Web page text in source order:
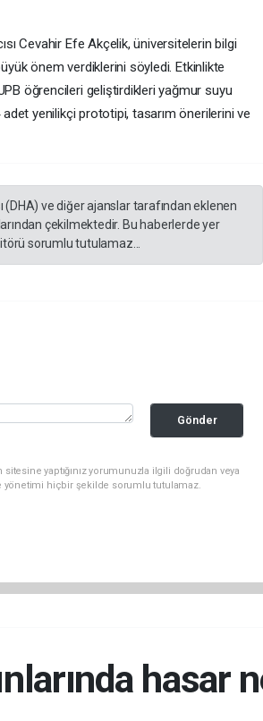
Cevahir Efe Akçelik, üniversitelerin bilgi
önem verdiklerini söyledi. Etkinlikte
öğrencileri geliştirdikleri yağmur suyu
yenilikçi prototipi, tasarım önerilerini ve
(DHA) ve diğer ajanslar tarafından eklenen
çekilmektedir. Bu haberlerde yer
sorumlu tutulamaz...
Gönder
yaptığınız yorumunuzla ilgili doğrudan veya
yönetimi hiçbir şekilde sorumlu tutulamaz.
hasar